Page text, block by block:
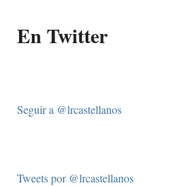
En Twitter
Seguir a @lrcastellanos
Tweets por @lrcastellanos